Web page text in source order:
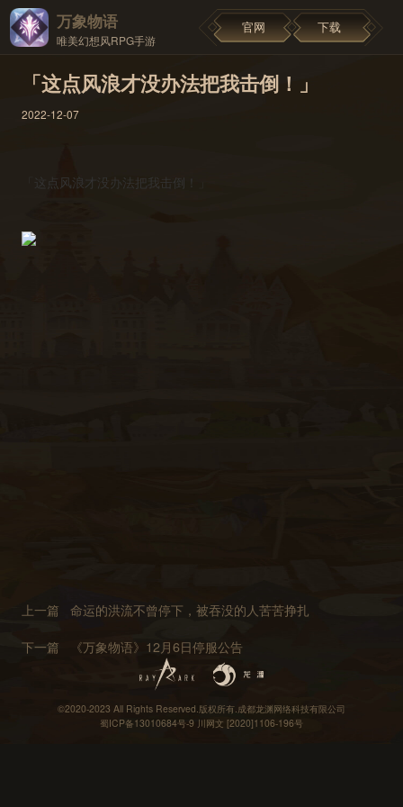
万象物语
唯美幻想风RPG手游
官网 下载
「这点风浪才没办法把我击倒！」
2022-12-07
「这点风浪才没办法把我击倒！」
上一篇 命运的洪流不曾停下，被吞没的人苦苦挣扎
下一篇 《万象物语》12月6日停服公告
©2020-2023 All Rights Reserved.版权所有.成都龙渊网络科技有限公司
蜀ICP备13010684号-9 川网文 [2020]1106-196号